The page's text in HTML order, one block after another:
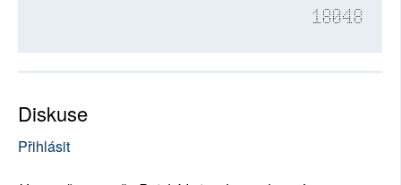
18048
Diskuse
Přihlásit